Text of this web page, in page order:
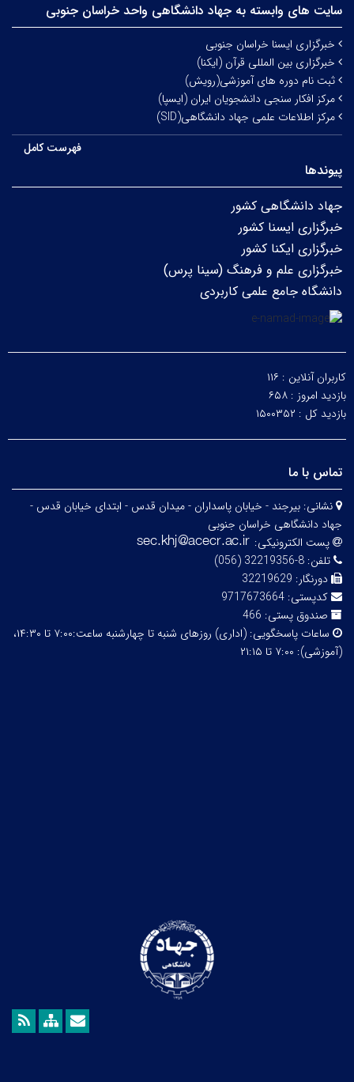
سایت های وابسته به جهاد دانشگاهی واحد خراسان جنوبی
خبرگزاری ایسنا خراسان جنوبی
خبرگزاری بین المللی قرآن (ایکنا)
ثبت نام دوره های آموزشی(رویش)
مرکز افکار سنجی دانشجویان ایران (ایسپا)
مرکز اطلاعات علمی جهاد دانشگاهی(SID)
فهرست کامل
پیوندها
جهاد دانشگاهی کشور
خبرگزاری ایسنا کشور
خبرگزاری ایکنا کشور
خبرگزاری علم و فرهنگ (سینا پرس)
دانشگاه جامع علمی کاربردی
کاربران آنلاین : ۱۱۶
بازدید امروز : ۶۵۸
بازدید کل : ۱۵۰۰۳۵۲
تماس با ما
نشانی: بیرجند - خیابان پاسداران - میدان قدس - ابتدای خیابان قدس -
جهاد دانشگاهی خراسان جنوبی
پست الکترونیکی:
تلفن: 8-32219356 (056)
دورنگار: 32219629
کدپستی: 9717673664
صندوق پستی: 466
ساعات پاسخگویی:
(اداری) روزهای شنبه تا چهارشنبه ساعت:۷:۰۰ تا ۱۴:۳۰،
(آموزشی): ۷:۰۰ تا ۲۱:۱۵